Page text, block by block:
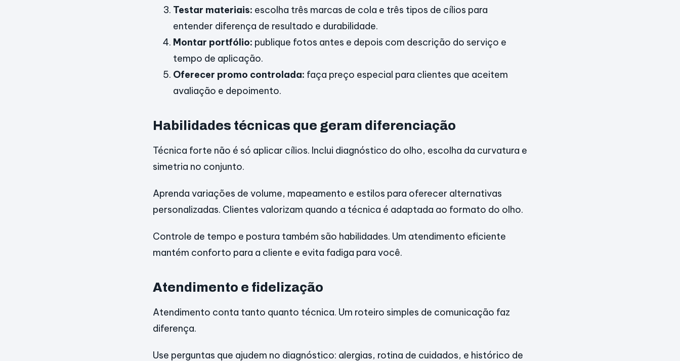
Testar materiais: escolha três marcas de cola e três tipos de cílios para
entender diferença de resultado e durabilidade.
Montar portfólio: publique fotos antes e depois com descrição do serviço e
tempo de aplicação.
Oferecer promo controlada: faça preço especial para clientes que aceitem
avaliação e depoimento.
Habilidades técnicas que geram diferenciação
Técnica forte não é só aplicar cílios. Inclui diagnóstico do olho, escolha da curvatura e
simetria no conjunto.
Aprenda variações de volume, mapeamento e estilos para oferecer alternativas
personalizadas. Clientes valorizam quando a técnica é adaptada ao formato do olho.
Controle de tempo e postura também são habilidades. Um atendimento eficiente
mantém conforto para a cliente e evita fadiga para você.
Atendimento e fidelização
Atendimento conta tanto quanto técnica. Um roteiro simples de comunicação faz
diferença.
Use perguntas que ajudem no diagnóstico: alergias, rotina de cuidados, e histórico de